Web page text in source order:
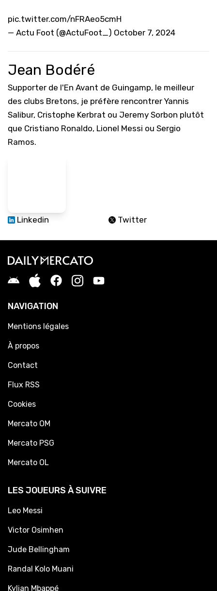
pic.twitter.com/nFRAeo5cmH
— Actu Foot (@ActuFoot_) October 7, 2024
Jean Bodéré
Supporter de l'En Avant de Guingamp, le meilleur
des clubs Bretons, je préfère rencontrer Yannis
Salibur, Cristophe Kerbrat ou Jeremy Sorbon plutôt
que Cristiano Ronaldo, Lionel Messi ou Sergio
Ramos.
Linkedin Twitter
NAVIGATION
Mentions légales
À propos
Contact
Flux RSS
Cookies
Mercato OM
Mercato PSG
Mercato OL
LES JOUEURS À SUIVRE
Leo Messi
Victor Osimhen
Jude Bellingham
Randal Kolo Muani
Kylian Mbappé